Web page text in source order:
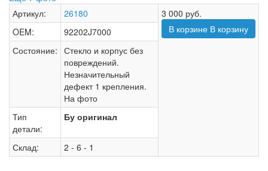
Артикул:
26180 3 000 руб.
В корзине В корзину
OEM:
92202J7000
Состояние: Стекло и корпус без
повреждений.
Незначительный
дефект 1 крепления.
На фото
Тип
детали:
Бу оригинал
Склад: 2 - 6 - 1